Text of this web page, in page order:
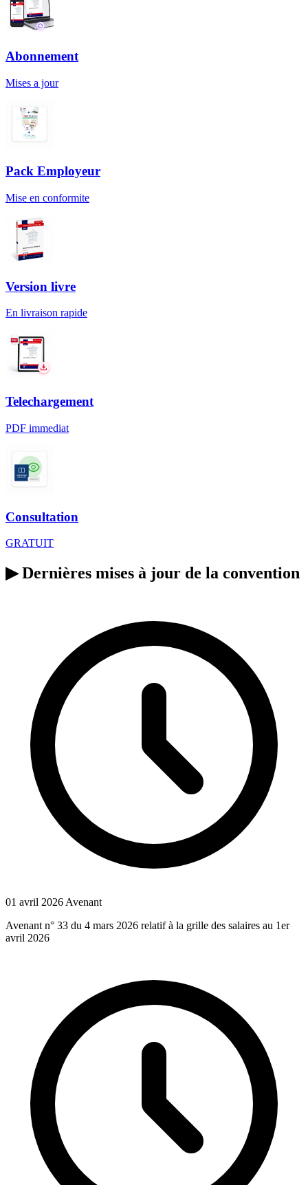
Abonnement
Mises a jour
Pack Employeur
Mise en conformite
Version livre
En livraison rapide
Telechargement
PDF immediat
Consultation
GRATUIT
▶Dernières mises à jour de la convention
01 avril 2026 Avenant
Avenant n° 33 du 4 mars 2026 relatif à la grille des salaires au 1er
avril 2026